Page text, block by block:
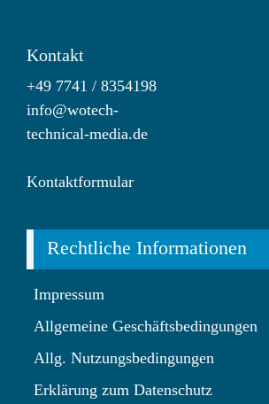
Kontakt
+49 7741 / 8354198
info@wotech-
technical-media.de
Kontaktformular
Rechtliche Informationen
Impressum
Allgemeine Geschäftsbedingungen
Allg. Nutzungsbedingungen
Erklärung zum Datenschutz